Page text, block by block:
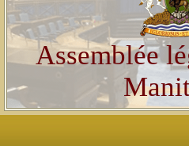
Assemblée